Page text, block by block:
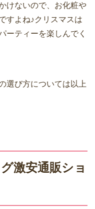
けないので、お化粧や
すよね♪クリスマスは
ーティーを楽しんでく
選び方については以上
激安通販ショ